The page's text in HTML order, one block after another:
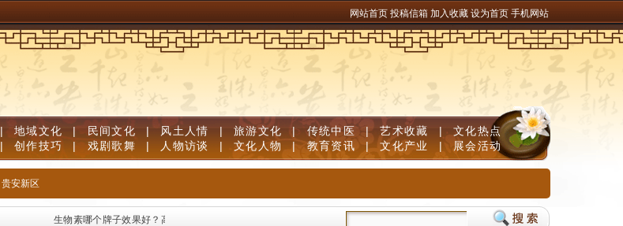
网站首页 投稿信箱 加入收藏 设为首页 手机网站
| 地域文化 | 民间文化 | 风土人情 | 旅游文化 | 传统中医 | 艺术收藏 | 文化热点
| 创作技巧 | 戏剧歌舞 | 人物访谈 | 文化人物 | 教育资讯 | 文化产业 | 展会活动
贵安新区
生物素哪个牌子效果好？高口碑生物素品牌优质榜单，足量维生素B族固发防脱清白发 儿童补脑产品如何挑选？DHA补脑品牌严选榜单